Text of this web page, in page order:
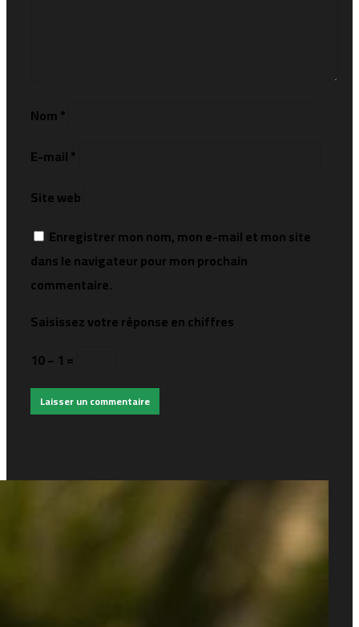
Nom*
E-mail*
Site web
Enregistrer mon nom, mon e-mail et mon site
dans le navigateur pour mon prochain
commentaire.
Saisissez votre réponse en chiffres
10 − 1 =